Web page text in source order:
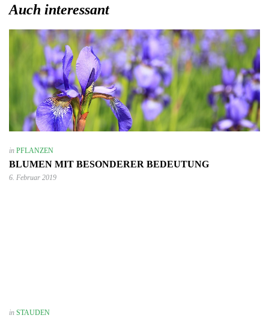
Auch interessant
in PFLANZEN
BLUMEN MIT BESONDERER BEDEUTUNG
6. Februar 2019
in STAUDEN